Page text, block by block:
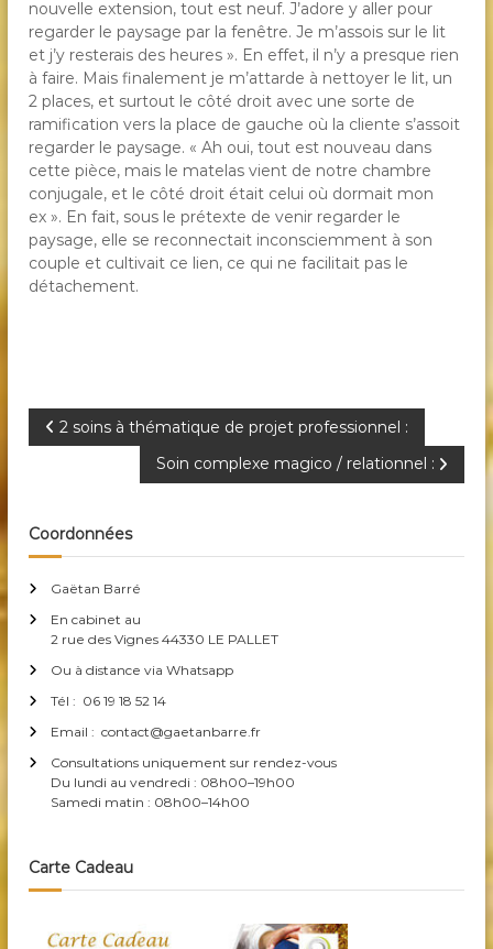
nouvelle extension, tout est neuf. J’adore y aller pour
regarder le paysage par la fenêtre. Je m’assois sur le lit
et j’y resterais des heures ». En effet, il n’y a presque rien
à faire. Mais finalement je m’attarde à nettoyer le lit, un
2 places, et surtout le côté droit avec une sorte de
ramification vers la place de gauche où la cliente s’assoit
regarder le paysage. « Ah oui, tout est nouveau dans
cette pièce, mais le matelas vient de notre chambre
conjugale, et le côté droit était celui où dormait mon
ex ». En fait, sous le prétexte de venir regarder le
paysage, elle se reconnectait inconsciemment à son
couple et cultivait ce lien, ce qui ne facilitait pas le
détachement.
N
v
i
g
a
t
i
n
d
2 soins à thématique de projet professionnel :
Soin complexe magico / relationnel :
Coordonnées
Gaëtan Barré
En cabinet au
2 rue des Vignes 44330 LE PALLET
Ou à distance via Whatsapp
Tél : 06 19 18 52 14
Email : contact@gaetanbarre.fr
Consultations uniquement sur rendez-vous
Du lundi au vendredi : 08h00–19h00
Samedi matin : 08h00–14h00
Carte Cadeau